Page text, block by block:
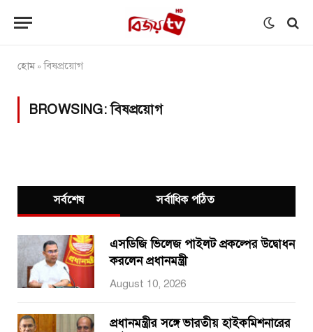
হোম»বিষপ্রয়োগ
BROWSING:বিষপ্রয়োগ
সর্বশেষ সর্বাধিক পঠিত
এসডিজি ভিলেজ পাইলট প্রকল্পের উদ্বোধন
করলেন প্রধানমন্ত্রী
August 10, 2026
প্রধানমন্ত্রীর সঙ্গে ভারতীয় হাইকমিশনারের